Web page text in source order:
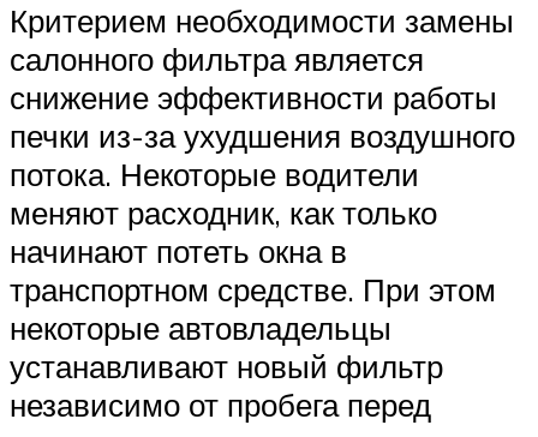
Критерием необходимости замены
салонного фильтра является
снижение эффективности работы
печки из-за ухудшения воздушного
потока. Некоторые водители
меняют расходник, как только
начинают потеть окна в
транспортном средстве. При этом
некоторые автовладельцы
устанавливают новый фильтр
независимо от пробега перед